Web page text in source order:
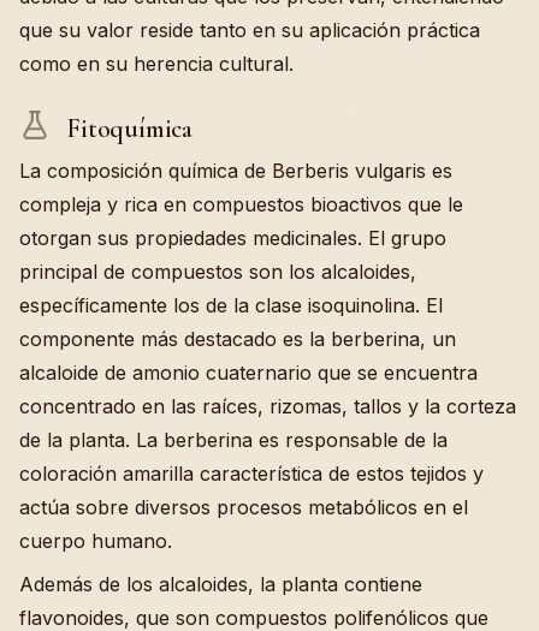
que su valor reside tanto en su aplicación práctica
como en su herencia cultural.
Fitoquímica
La composición química de Berberis vulgaris es
compleja y rica en compuestos bioactivos que le
otorgan sus propiedades medicinales. El grupo
principal de compuestos son los alcaloides,
específicamente los de la clase isoquinolina. El
componente más destacado es la berberina, un
alcaloide de amonio cuaternario que se encuentra
concentrado en las raíces, rizomas, tallos y la corteza
de la planta. La berberina es responsable de la
coloración amarilla característica de estos tejidos y
actúa sobre diversos procesos metabólicos en el
cuerpo humano.
Además de los alcaloides, la planta contiene
flavonoides, que son compuestos polifenólicos que